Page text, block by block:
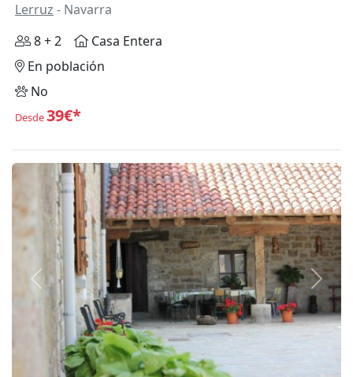
Lerruz - Navarra
8 + 2
Casa Entera
En población
No
Desde39€*
Anterior